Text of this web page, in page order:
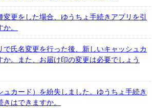
変更をした場合、ゆうちょ手続きアプリを引
。
で氏名変更を行った後、新しいキャッシュカ
か。また、お届け印の変更は必要でしょう
ュカード）を紛失しました。ゆうちょ手続き
はできますか。